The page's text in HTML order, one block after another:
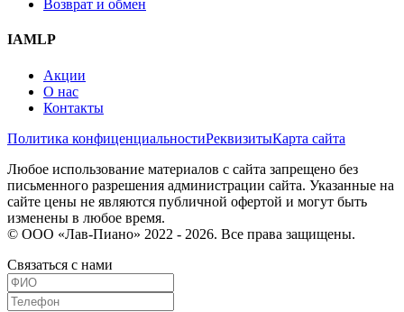
Возврат и обмен
IAMLP
Акции
О нас
Контакты
Политика конфиценциальностиРеквизитыКарта сайта
Любое использование материалов с сайта запрещено без
письменного разрешения администрации сайта. Указанные на
сайте цены не являются публичной офертой и могут быть
изменены в любое время.
© ООО «Лав-Пиано» 2022 - 2026. Все права защищены.
Связаться с нами